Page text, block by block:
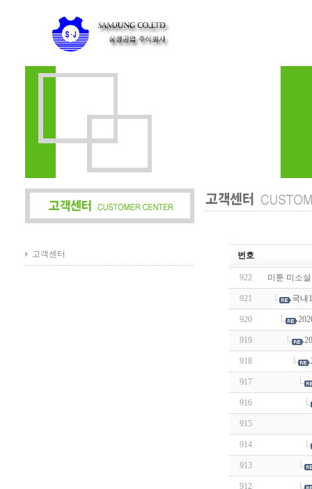
고객센터 번호
922 미툰 미소
921 국내
920
919
918
917
916
915
914
913
912